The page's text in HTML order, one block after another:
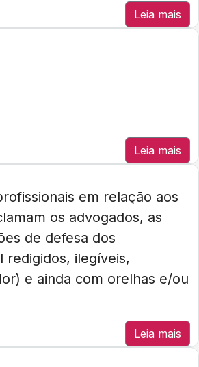
Leia mais
Leia mais
em relação aos
os advogados, as
de defesa dos
ilegíveis,
e ainda com orelhas e/ou
Leia mais